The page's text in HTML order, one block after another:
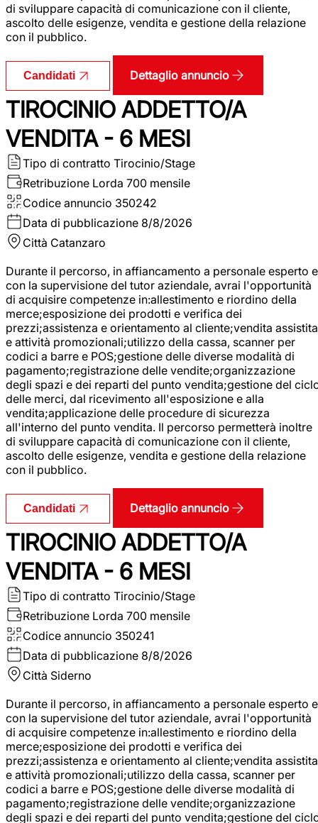
di sviluppare capacità di comunicazione con il cliente,
ascolto delle esigenze, vendita e gestione della relazione
con il pubblico.
Candidati Dettaglio annuncio
TIROCINIO ADDETTO/A
VENDITA - 6 MESI
Tipo di contratto Tirocinio/Stage
Retribuzione Lorda 700 mensile
Codice annuncio 350242
Data di pubblicazione 8/8/2026
Città Catanzaro
Durante il percorso, in affiancamento a personale esperto e
con la supervisione del tutor aziendale, avrai l'opportunità
di acquisire competenze in:allestimento e riordino della
merce;esposizione dei prodotti e verifica dei
prezzi;assistenza e orientamento al cliente;vendita assistita
e attività promozionali;utilizzo della cassa, scanner per
codici a barre e POS;gestione delle diverse modalità di
pagamento;registrazione delle vendite;organizzazione
degli spazi e dei reparti del punto vendita;gestione del
delle merci, dal ricevimento all'esposizione e alla
vendita;applicazione delle procedure di sicurezza
all'interno del punto vendita. Il percorso permetterà inoltre
di sviluppare capacità di comunicazione con il cliente,
ascolto delle esigenze, vendita e gestione della relazione
con il pubblico.
Candidati Dettaglio annuncio
TIROCINIO ADDETTO/A
VENDITA - 6 MESI
Tipo di contratto Tirocinio/Stage
Retribuzione Lorda 700 mensile
Codice annuncio 350241
Data di pubblicazione 8/8/2026
Città Siderno
Durante il percorso, in affiancamento a personale esperto e
con la supervisione del tutor aziendale, avrai l'opportunità
di acquisire competenze in:allestimento e riordino della
merce;esposizione dei prodotti e verifica dei
prezzi;assistenza e orientamento al cliente;vendita assistita
e attività promozionali;utilizzo della cassa, scanner per
codici a barre e POS;gestione delle diverse modalità di
pagamento;registrazione delle vendite;organizzazione
degli spazi e dei reparti del punto vendita;gestione del